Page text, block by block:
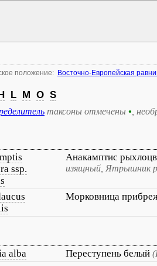
положение: Восточно-Европейская
L M O S
таксоны отмечены • ,
ssp.
Анакамптис
изящный, Ятрышник
Морковница
alba Переступень белый